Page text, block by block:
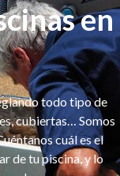
en
todo tipo de
cubiertas… Somos
cuál es el
de tu piscina, y lo